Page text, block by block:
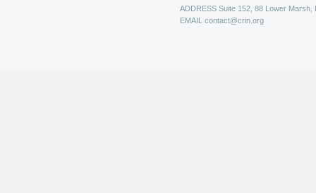
ADDRESS Suite 152, 88 Lower Marsh,
EMAIL contact@crin.org